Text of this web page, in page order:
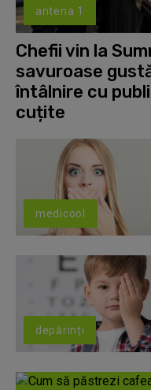
antena 1
Chefii vin la
savuroase
întâlnire cu
cuțite
medicool
depărinți